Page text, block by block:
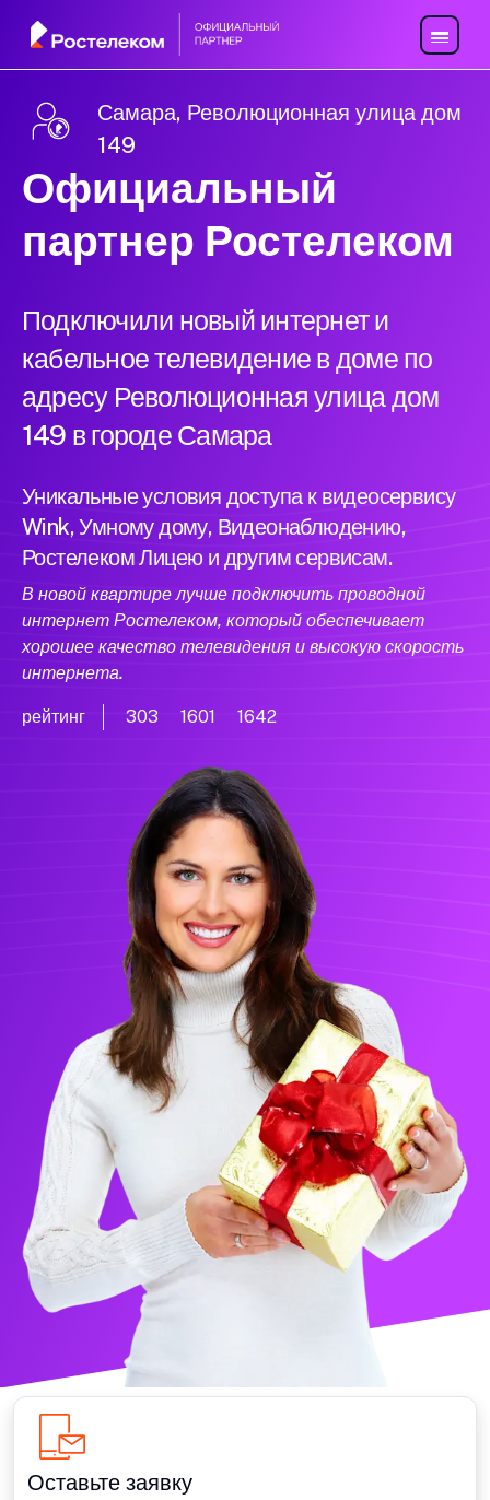
Самара, Революционная улица дом
149
Официальный
партнер Ростелеком
Подключили новый интернет и
кабельное телевидение в доме по
адресу Революционная улица дом
149 в городе Самара
Уникальные условия доступа к видеосервису
Wink, Умному дому, Видеонаблюдению,
Ростелеком Лицею и другим сервисам.
В новой квартире лучше подключить проводной
интернет Ростелеком, который обеспечивает
хорошее качество телевидения и высокую скорость
интернета.
рейтинг 303 1601 1642
Оставьте заявку